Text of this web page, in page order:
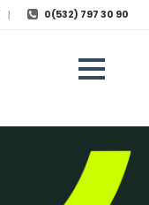
| 0(532) 797 30 90